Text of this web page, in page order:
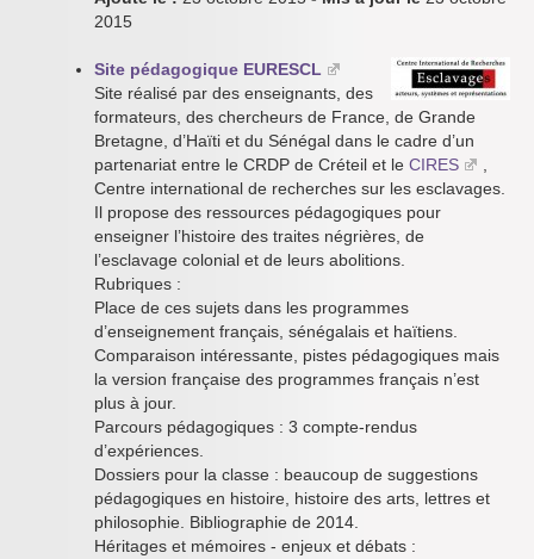
2015
Site pédagogique EURESCL
Site réalisé par des enseignants, des
formateurs, des chercheurs de France, de Grande
Bretagne, d’Haïti et du Sénégal dans le cadre d’un
partenariat entre le CRDP de Créteil et le CIRES
Centre international de recherches sur les esclavages.
Il propose des ressources pédagogiques pour
enseigner l’histoire des traites négrières, de
l’esclavage colonial et de leurs abolitions.
Rubriques :
Place de ces sujets dans les programmes
d’enseignement français, sénégalais et haïtiens.
Comparaison intéressante, pistes pédagogiques mais
la version française des programmes français n’est
plus à jour.
Parcours pédagogiques : 3 compte-rendus
d’expériences.
Dossiers pour la classe : beaucoup de suggestions
pédagogiques en histoire, histoire des arts, lettres et
philosophie. Bibliographie de 2014.
Héritages et mémoires - enjeux et débats :